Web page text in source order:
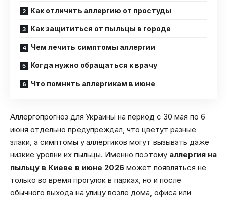
Как отличить аллергию от простуды
Как защититься от пыльцы в городе
Чем лечить симптомы аллергии
Когда нужно обращаться к врачу
Что помнить аллергикам в июне
Аллергопрогноз для Украины на период с 30 мая по 6
июня отдельно предупреждал, что цветут разные
злаки, а симптомы у аллергиков могут вызывать даже
низкие уровни их пыльцы. Именно поэтому аллергия на
пыльцу в Киеве в июне 2026 может появляться не
только во время прогулок в парках, но и после
обычного выхода на улицу возле дома, офиса или